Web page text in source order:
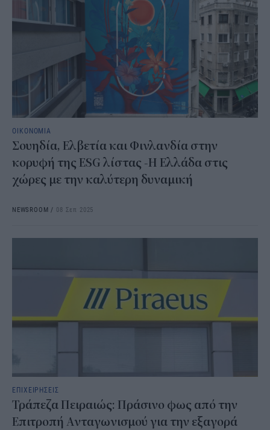
ΟΙΚΟΝΟΜΙΑ
Σουηδία, Ελβετία και Φινλανδία στην
κορυφή της ESG λίστας -Η Ελλάδα στις
χώρες με την καλύτερη δυναμική
NEWSROOM / 08 Σεπ 2025
ΕΠΙΧΕΙΡΗΣΕΙΣ
Τράπεζα Πειραιώς: Πράσινο φως από την
Επιτροπή Ανταγωνισμού για την εξαγορά